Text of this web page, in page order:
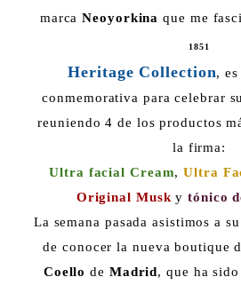
marca Neoyorkinaque me
1851
Heritage Collection,
conmemorativa para celebrar su
reuniendo 4 de los productos
la firma:
Ultra facial Cream, Ultra
Original Musk y tónico
La semana pasada asistimos a su
de conocer la nueva boutique
Coello de Madrid, que ha